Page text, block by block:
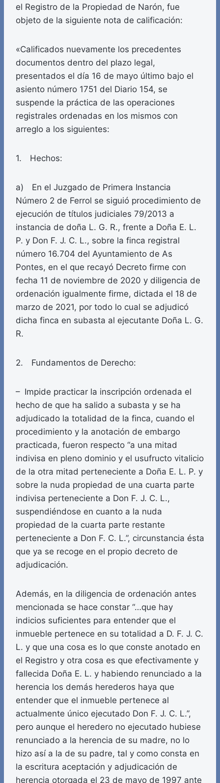
el Registro de la Propiedad de Narón, fue
objeto de la siguiente nota de calificación:
«Calificados nuevamente los precedentes
documentos dentro del plazo legal,
presentados el día 16 de mayo último bajo el
asiento número 1751 del Diario 154, se
suspende la práctica de las operaciones
registrales ordenadas en los mismos con
arreglo a los siguientes:
1. Hechos:
a) En el Juzgado de Primera Instancia
Número 2 de Ferrol se siguió procedimiento de
ejecución de títulos judiciales 79/2013 a
instancia de doña L. G. R., frente a Doña E. L.
P. y Don F. J. C. L., sobre la finca registral
número 16.704 del Ayuntamiento de As
Pontes, en el que recayó Decreto firme con
fecha 11 de noviembre de 2020 y diligencia de
ordenación igualmente firme, dictada el 18 de
marzo de 2021, por todo lo cual se adjudicó
dicha finca en subasta al ejecutante Doña L. G.
R.
2. Fundamentos de Derecho:
– Impide practicar la inscripción ordenada el
hecho de que ha salido a subasta y se ha
adjudicado la totalidad de la finca, cuando el
procedimiento y la anotación de embargo
practicada, fueron respecto “a una mitad
indivisa en pleno dominio y el usufructo vitalicio
de la otra mitad perteneciente a Doña E. L. P. y
sobre la nuda propiedad de una cuarta parte
indivisa perteneciente a Don F. J. C. L.,
suspendiéndose en cuanto a la nuda
propiedad de la cuarta parte restante
perteneciente a Don F. C. L.”, circunstancia ésta
que ya se recoge en el propio decreto de
adjudicación.
Además, en la diligencia de ordenación antes
mencionada se hace constar “…que hay
indicios suficientes para entender que el
inmueble pertenece en su totalidad a D. F. J. C.
L. y que una cosa es lo que conste anotado en
el Registro y otra cosa es que efectivamente y
fallecida Doña E. L. y habiendo renunciado a la
herencia los demás herederos haya que
entender que el inmueble pertenece al
actualmente único ejecutado Don F. J. C. L.”,
pero aunque el heredero no ejecutado hubiese
renunciado a la herencia de su madre, no lo
hizo así a la de su padre, tal y como consta en
la escritura aceptación y adjudicación de
herencia otorgada el 23 de mayo de 1997 ante